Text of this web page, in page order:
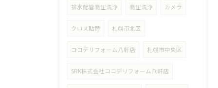
排水配管高圧洗浄 高圧洗浄 カメラ
クロス貼替 札幌市北区
ココデリフォーム八軒店 札幌市中央区
SRK株式会社ココデリフォーム八軒店